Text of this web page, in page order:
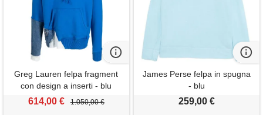
Greg Lauren felpa fragment
con design a inserti - blu
614,00 € 1.050,00 €
James Perse felpa in spugna
- blu
259,00 €